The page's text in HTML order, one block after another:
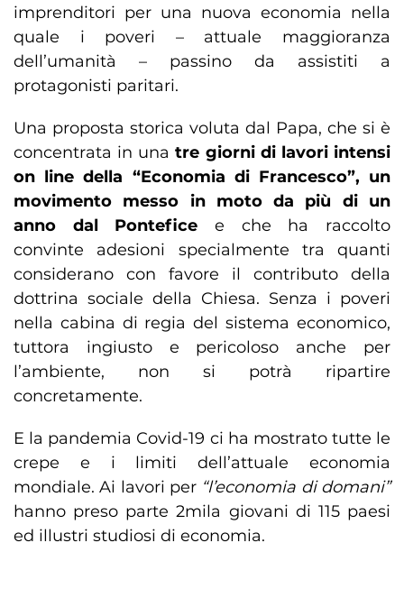
imprenditori per una nuova economia nella
quale i poveri – attuale maggioranza
dell’umanità – passino da assistiti a
protagonisti paritari.
Una proposta storica voluta dal Papa, che si è
concentrata in una tre giorni di lavori intensi
on line della “Economia di Francesco”, un
movimento messo in moto da più di un
anno dal Pontefice e che ha raccolto
convinte adesioni specialmente tra quanti
considerano con favore il contributo della
dottrina sociale della Chiesa. Senza i poveri
nella cabina di regia del sistema economico,
tuttora ingiusto e pericoloso anche per
l’ambiente, non si potrà ripartire
concretamente.
E la pandemia Covid-19 ci ha mostrato tutte le
crepe e i limiti dell’attuale economia
mondiale. Ai lavori per “l’economia di domani”
hanno preso parte 2mila giovani di 115 paesi
ed illustri studiosi di economia.